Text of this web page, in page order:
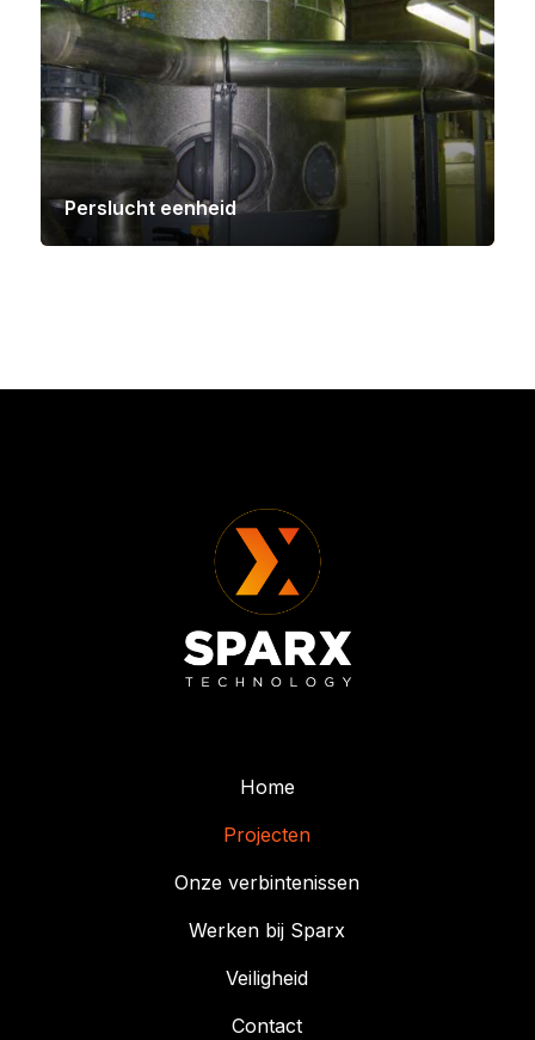
Perslucht eenheid
Home
Projecten
Onze verbintenissen
Werken bij Sparx
Veiligheid
Contact